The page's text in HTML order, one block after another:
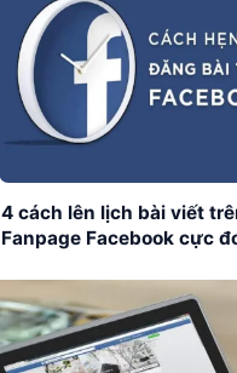
4 cách lên lịch bài viết
Fanpage Facebook cực